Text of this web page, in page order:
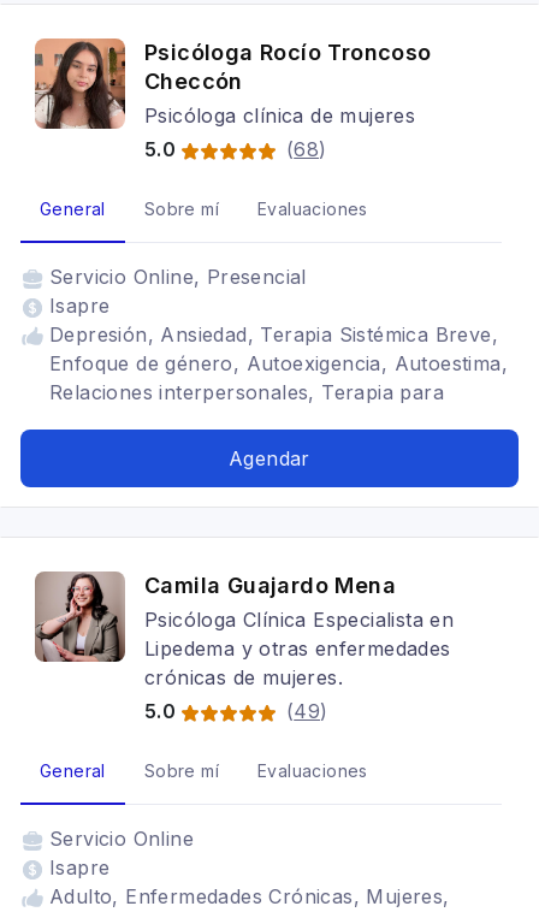
Psicóloga Rocío Troncoso
Checcón
Psicóloga clínica de mujeres
5.0
(68)
General Sobre mí Evaluaciones
Servicio Online, Presencial
Isapre
Depresión, Ansiedad, Terapia Sistémica Breve,
Enfoque de género, Autoexigencia, Autoestima,
Relaciones interpersonales, Terapia para
Agendar
Camila Guajardo Mena
Psicóloga Clínica Especialista en
Lipedema y otras enfermedades
crónicas de mujeres.
5.0
(49)
General Sobre mí Evaluaciones
Servicio Online
Isapre
Adulto, Enfermedades Crónicas, Mujeres,